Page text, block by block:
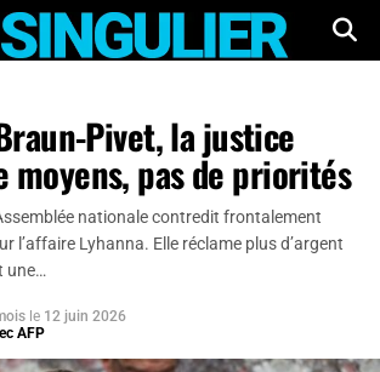
Pivet, la justice
moyens, pas de priorités
nationale contredit frontalement
l’affaire Lyhanna. Elle réclame plus d’argent
une…
le 12 juin 2026
AFP